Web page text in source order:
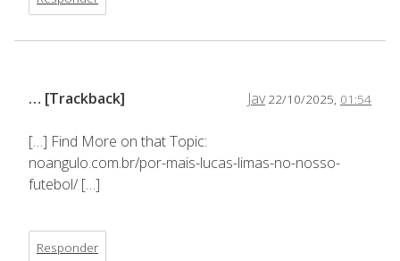
Jav 22/10/2025, 01:54
… [Trackback]
[…] Find More on that Topic:
noangulo.com.br/por-mais-lucas-limas-no-nosso-
futebol/ […]
Responder